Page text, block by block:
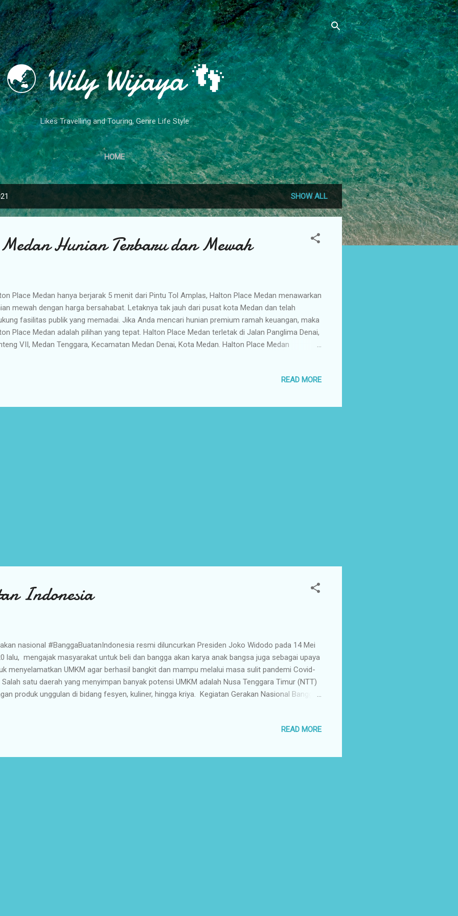
Skip to main content
🌏 Wily Wijaya 👣
Likes Travelling and Touring, Genre Life Style
HOME
SHOW ALL
Hunian Terbaru dan Mewah
Place Medan hanya berjarak 5 menit dari Pintu Tol Amplas, Halton Place Medan menawarkan
mewah dengan harga bersahabat. Letaknya tak jauh dari pusat kota Medan dan telah
fasilitas publik yang memadai. Jika Anda mencari hunian premium ramah keuangan, maka
Place Medan adalah pilihan yang tepat. Halton Place Medan terletak di Jalan Panglima Denai,
VII, Medan Tenggara, Kecamatan Medan Denai, Kota Medan. Halton Place Medan
umum seperti rumah sakit (Ridos, Martha Friska Medan, Advent Medan dan Adam Malik),
Ar-Rasyid Islamic School Medan, Al Jamiyatul Washliyah, SMA Padamu Negeri Medan dan
READ MORE
Indonesia
nasional #BanggaBuatanIndonesia resmi diluncurkan Presiden Joko Widodo pada 14 Mei
lalu, mengajak masyarakat untuk beli dan bangga akan karya anak bangsa juga sebagai upaya
menyelamatkan UMKM agar berhasil bangkit dan mampu melalui masa sulit pandemi Covid-
satu daerah yang menyimpan banyak potensi UMKM adalah Nusa Tenggara Timur (NTT)
produk unggulan di bidang fesyen, kuliner, hingga kriya. Kegiatan Gerakan Nasional Bangga
Jumat, 18 Juni 2021, pukul 08.00 WITA di Puncak Waringin, Labuan Bajo, NTT. Acara puncak
( offline ) dan online melalui aplikasi Zoom dan akun YouTube Ditjen IKP Kominfo, serta
READ MORE